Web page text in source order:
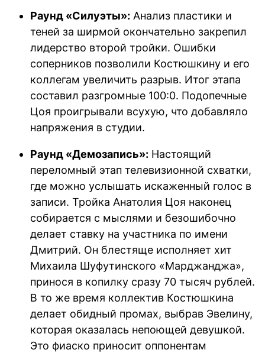
Раунд «Силуэты»: Анализ пластики и
теней за ширмой окончательно закрепил
лидерство второй тройки. Ошибки
соперников позволили Костюшкину и его
коллегам увеличить разрыв. Итог этапа
составил разгромные 100:0. Подопечные
Цоя проигрывали всухую, что добавляло
напряжения в студии.
Раунд «Демозапись»: Настоящий
переломный этап телевизионной схватки,
где можно услышать искаженный голос в
записи. Тройка Анатолия Цоя наконец
собирается с мыслями и безошибочно
делает ставку на участника по имени
Дмитрий. Он блестяще исполняет хит
Михаила Шуфутинского «Марджанджа»,
принося в копилку сразу 70 тысяч рублей.
В то же время коллектив Костюшкина
делает обидный промах, выбрав Эвелину,
которая оказалась непоющей девушкой.
Это фиаско приносит оппонентам